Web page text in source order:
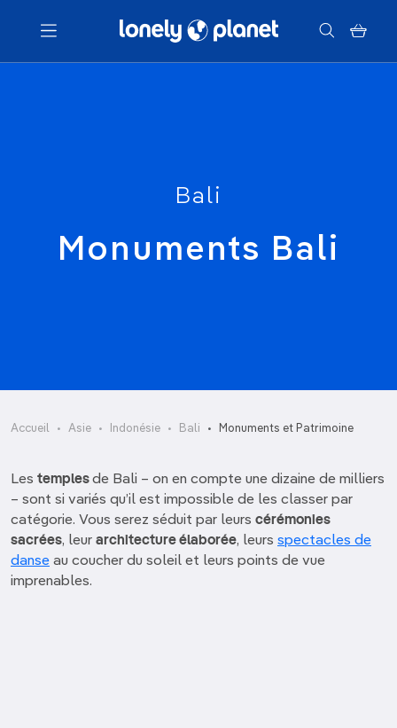
Menu
Bali
Monuments Bali
Accueil Asie Indonésie Bali Monuments et Patrimoine
Les templesde Bali – on en compte une dizaine de milliers
– sont si variés qu’il est impossible de les classer par
catégorie. Vous serez séduit par leurs cérémonies
sacrées, leur architecture élaborée, leurs spectacles de
danse au coucher du soleil et leurs points de vue
imprenables.